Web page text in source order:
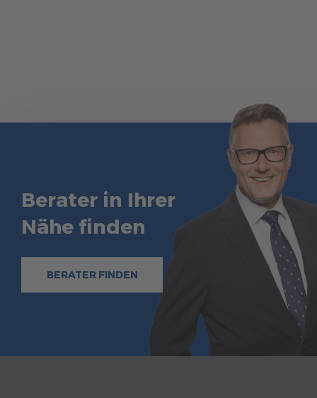
Berater in Ihrer
Nähe finden
BERATER FINDEN